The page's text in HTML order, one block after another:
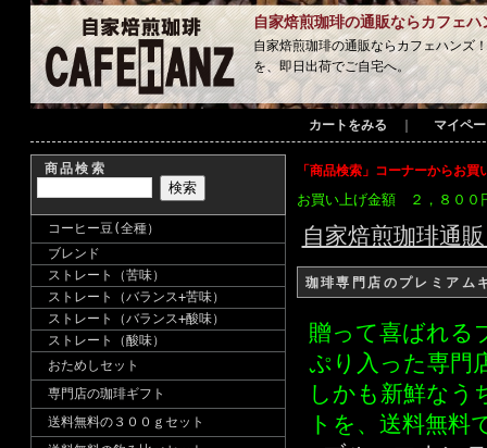
自家焙煎珈琲の通販ならカフェハ
自家焙煎珈琲の通販ならカフェハンズ
を、即日出荷でご自宅へ。
カートをみる マイペ
商品検索
コーヒー豆(全種）
ブレンド
ストレート（苦味）
ストレート（バランス+苦味）
ストレート（バランス+酸味）
ストレート（酸味）
おためしセット
専門店の珈琲ギフト
送料無料の３００ｇセット
「商品検索」コーナーからお買
お買い上げ金額 ２，８００
自家焙煎珈琲通
珈琲専門店のプレミア
贈って喜ばれる
ぷり入った専門
しかも新鮮なう
トを、送料無料